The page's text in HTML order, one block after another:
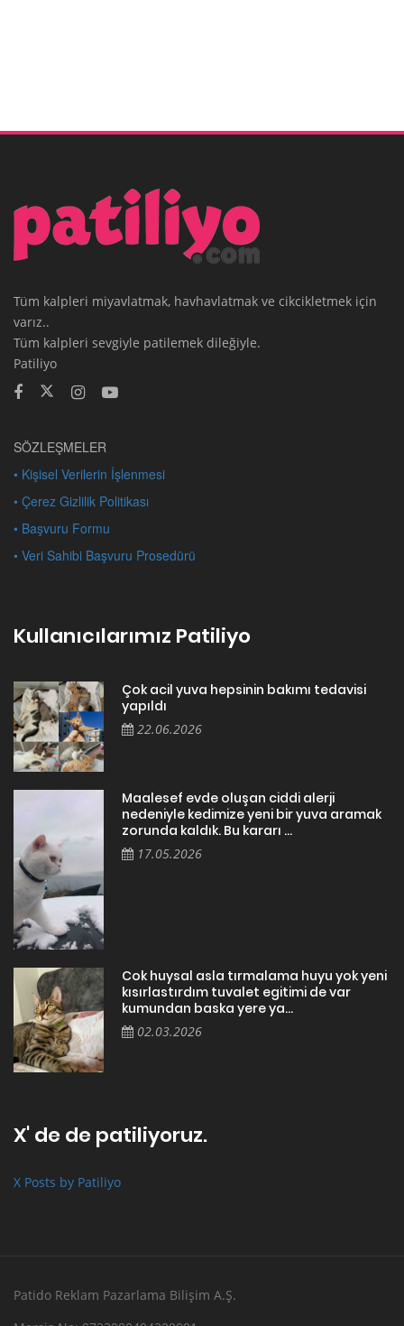
Tüm kalpleri miyavlatmak, havhavlatmak ve cikcikletmek için
varız..
Tüm kalpleri sevgiyle patilemek dileğiyle.
Patiliyo
SÖZLEŞMELER
• Kişisel Verilerin İşlenmesi
• Çerez Gizlilik Politikası
• Başvuru Formu
• Veri Sahibi Başvuru Prosedürü
Kullanıcılarımız Patiliyo
Çok acil yuva hepsinin bakımı tedavisi
yapıldı
22.06.2026
Maalesef evde oluşan ciddi alerji
nedeniyle kedimize yeni bir yuva aramak
zorunda kaldık. Bu kararı ...
17.05.2026
Cok huysal asla tırmalama huyu yok yeni
kısırlastırdım tuvalet egitimi de var
kumundan baska yere ya...
02.03.2026
X' de de patiliyoruz.
X Posts by Patiliyo
Patido Reklam Pazarlama Bilişim A.Ş.